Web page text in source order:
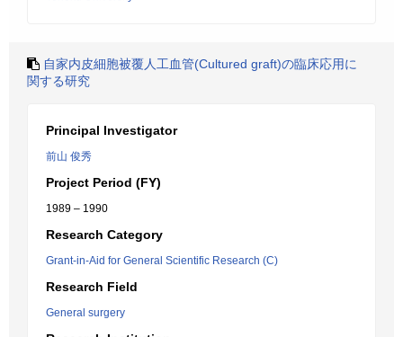
自家内皮細胞被覆人工血管(Cultured graft)の臨床応用に
関する研究
Principal Investigator
前山 俊秀
Project Period (FY)
1989 – 1990
Research Category
Grant-in-Aid for General Scientific Research (C)
Research Field
General surgery